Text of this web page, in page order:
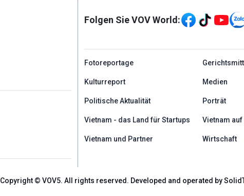
Folgen Sie VOV World:
menu footer tiếng
Fotoreportage
Kulturreport Medien
Politische Aktualität Porträt
Vietnam - das Land für Startups Vietnam
Vietnam und Partner Wirtschaft
Copyright © VOV5. All rights reserved. Developed and operated by